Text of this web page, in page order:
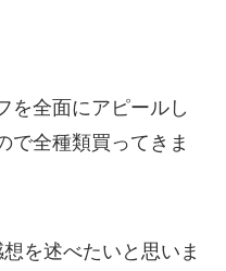
を全面にアピールし
で全種類買ってきま
を述べたいと思いま